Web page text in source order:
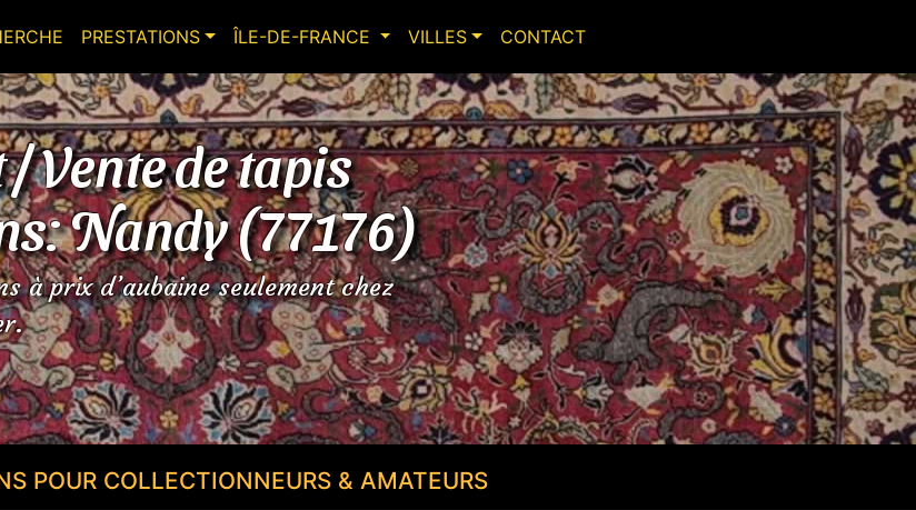
PRESTATIONS ÎLE-DE-FRANCE VILLES CONTACT
Vente de tapis
Nandy (77176)
à prix d’aubaine seulement chez
POUR COLLECTIONNEURS & AMATEURS